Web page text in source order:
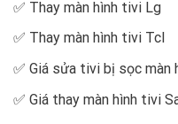
✅ Thay màn hình tivi Lg
✅ Thay màn hình tivi Tcl
✅ Giá sửa tivi bị sọc màn
✅ Giá thay màn hình tivi